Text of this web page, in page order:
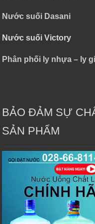
Nước suối Dasani
Nước suối Victory
Phân phối ly nhựa – ly
BẢO ĐẢM SỰ
SẢN PHẨM